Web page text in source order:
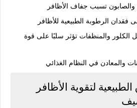
والصابون تسبب جفاف الأظافر
الرطوبة الطبيعية للأظافر
الكلور والمنظفات تؤثر سلبًا على قوة
والمعادن في النظام الغذائي
لتقوية الأظافر